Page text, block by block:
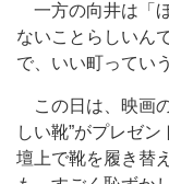
一方の向井は「
ないことらしいん
で、いい町ってい
この日は、映画
しい靴”がプレゼ
壇上で靴を履き替